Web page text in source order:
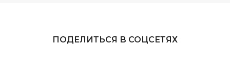
ПОДЕЛИТЬСЯ В СОЦСЕТЯХ